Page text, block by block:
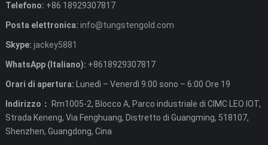
Telefono: +86 18929307817
Posta elettronica: info@tungstengold.com
Skype: jackey5881
WhatsApp (Italiano): +8618929307817
Orari di apertura: Lunedì – Venerdì 9:00 sono – 6:00 Ore 19
Indirizzo：
Rm1005-2, Blocco A, Parco industriale di CIMC LEO IOT,
Strada Keneng, Via Fenghuang, Distretto di Guangming, 518107,
Shenzhen, Guangdong, Cina